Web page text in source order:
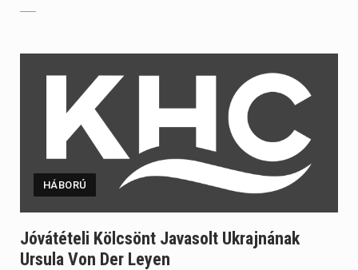
HÁBORÚ
Jóvátételi Kölcsönt Javasolt Ukrajnának
Ursula Von Der Leyen